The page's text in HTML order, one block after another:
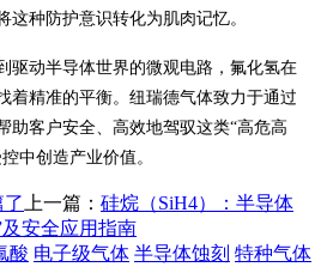
种防护意识转化为肌肉记忆。
驱动半导体世界的微观电路，氟化氢在
着精准的平衡。纽瑞德气体致力于通过
助客户安全、高效地驾驭这类“高危高
中创造产业价值。
上一篇： 硅烷（SiH4）：半导体
安全应用指南
酸 电子级气体 半导体蚀刻 特种气体